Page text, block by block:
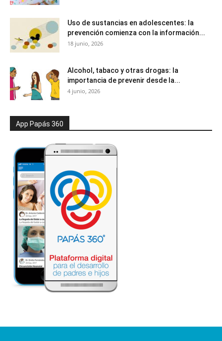
Uso de sustancias en adolescentes: la
prevención comienza con la información...
18 junio, 2026
Alcohol, tabaco y otras drogas: la
importancia de prevenir desde la...
4 junio, 2026
App Papás 360